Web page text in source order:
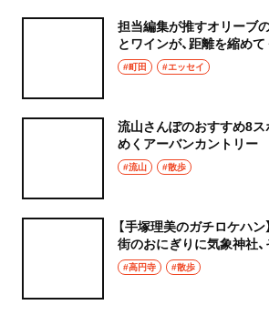
担当編集が推すオリーブ
とワインが、距離を縮め
飯diary】
#町田 #エッセイ
流山さんぽのおすすめ8ス
めくアーバンカントリー
#流山 #散歩
【手塚理美のガチロケハ
街のおにぎりに気象神社
タ」へ！
#高円寺 #散歩